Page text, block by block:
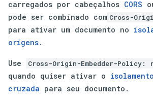
carregados por cabeçalhos CORS
pode ser combinado com Cross-
para ativar um documento no
origens.
Use Cross-Origin-Embedder-Policy:
quando quiser ativar o
cruzada para seu documento.